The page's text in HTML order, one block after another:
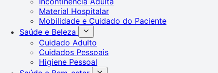
Material Hospitalar
Mobilidade e Cuidado do Paciente
Saúde e Beleza
Cuidado Adulto
Cuidados Pessoais
Higiene Pessoal